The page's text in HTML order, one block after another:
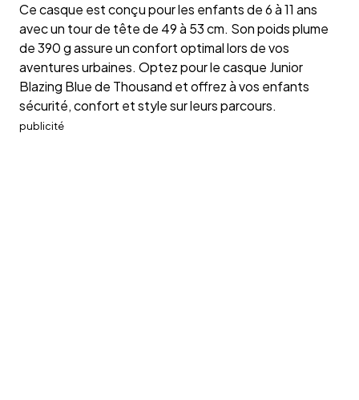
Ce casque est conçu pour les enfants de 6 à 11 ans
avec un tour de tête de 49 à 53 cm. Son poids plume
de 390 g assure un confort optimal lors de vos
aventures urbaines. Optez pour le casque Junior
Blazing Blue de Thousand et offrez à vos enfants
sécurité, confort et style sur leurs parcours.
publicité